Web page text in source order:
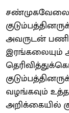
சண்முகவேலை
அவருடன்
இரங்கலையும்
வழங்கவும்
அறிக்கையில்